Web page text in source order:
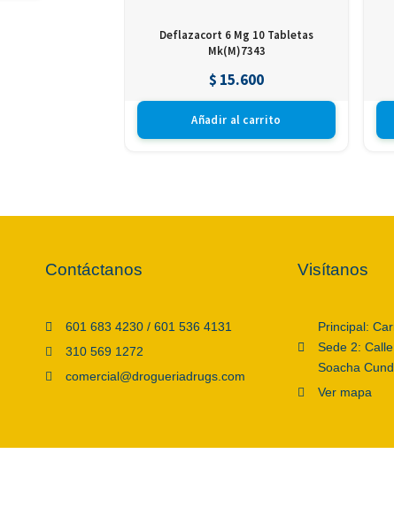
Deflazacort 6 Mg 10 Tabletas
Mk(M)7343
$ 15.600
Añadir al carrito
Contáctanos
601 683 4230 / 601 536 4131
310 569 1272
comercial@drogueriadrugs.com
Visítanos
Principal:
Sede 2:
Soacha
Ver mapa